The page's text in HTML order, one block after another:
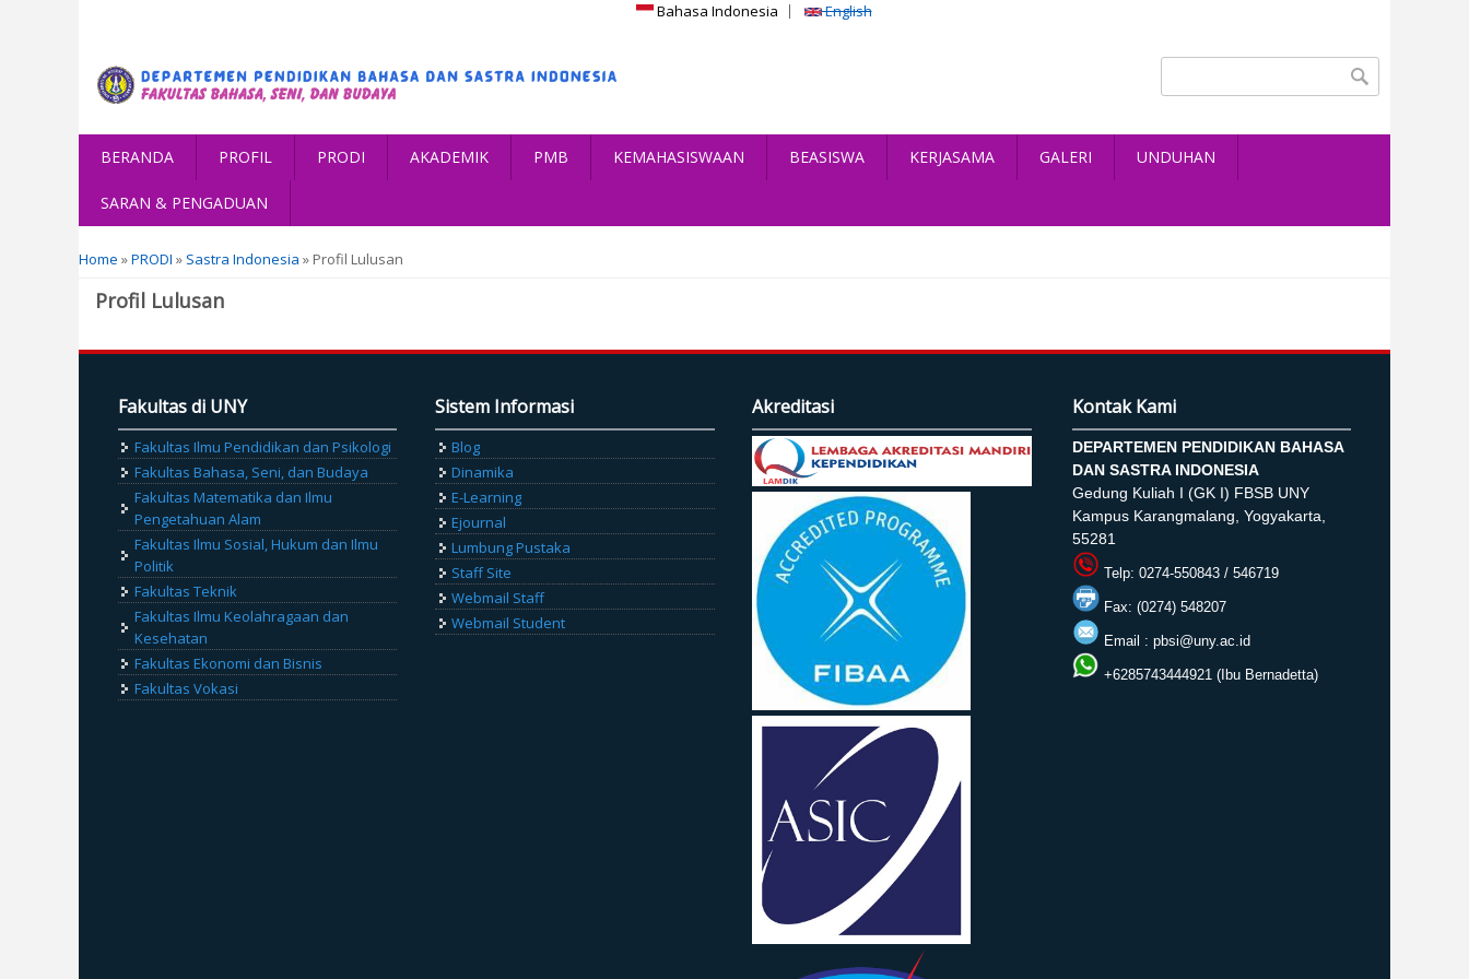
Bahasa Indonesia English
Search form
BERANDA PROFIL PRODI AKADEMIK PMB KEMAHASISWAAN BEASISWA KERJASAMA GALERI UNDUHAN
SARAN & PENGADUAN
You are here
Home »PRODI » Sastra Indonesia » Profil Lulusan
Profil Lulusan
Fakultas di UNY
Fakultas Ilmu Pendidikan dan Psikologi
Fakultas Bahasa, Seni, dan Budaya
Fakultas Matematika dan Ilmu
Pengetahuan Alam
Fakultas Ilmu Sosial, Hukum dan Ilmu
Politik
Fakultas Teknik
Fakultas Ilmu Keolahragaan dan
Kesehatan
Fakultas Ekonomi dan Bisnis
Fakultas Vokasi
Sistem Informasi
Blog
Dinamika
E-Learning
Ejournal
Lumbung Pustaka
Staff Site
Webmail Staff
Webmail Student
Akreditasi Kontak Kami
DEPARTEMEN PENDIDIKAN BAHASA
DAN SASTRA INDONESIA
Gedung Kuliah I (GK I) FBSB UNY
Kampus Karangmalang, Yogyakarta,
55281
Telp: 0274-550843 / 546719
Fax: (0274) 548207
Email : pbsi@uny.ac.id
+6285743444921 (Ibu Bernadetta)